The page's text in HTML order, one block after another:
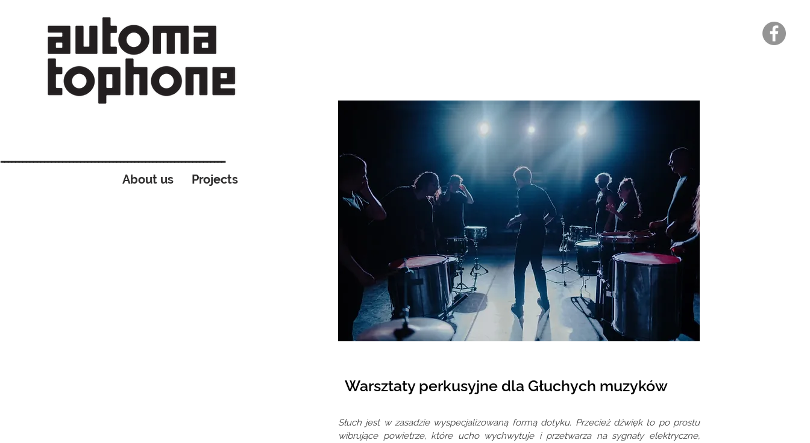
About us Projects
--------------------------------------------------------------
Warsztaty perkusyjne dla Głuchych muzyków
Słuch jest w zasadzie wyspecjalizowaną formą dotyku. Przecież dźwięk to po prostu
wibrujące powietrze, które ucho wychwytuje i przetwarza na sygnały elektryczne,